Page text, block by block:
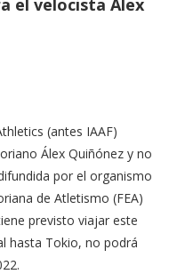
el velocista Alex
(antes IAAF)
Álex Quiñónez y no
por el organismo
de Atletismo (FEA)
previsto viajar este
hasta Tokio, no podrá